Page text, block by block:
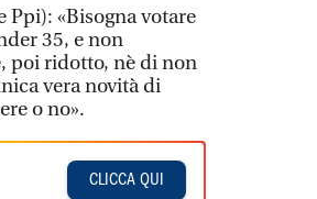
Ppi): «Bisogna votare
35, e non
poi ridotto, nè di non
vera novità di
o no».
CLICCA QUI